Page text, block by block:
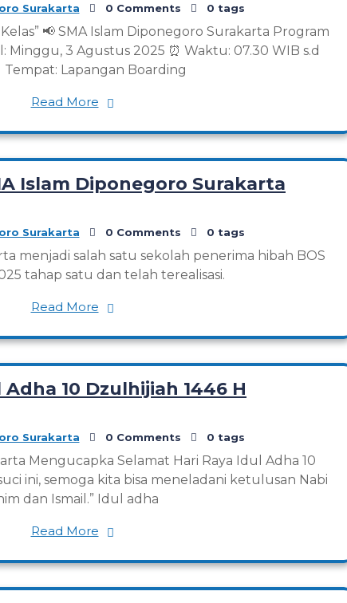
Surakarta 0 Comments 0 tags
📢 SMA Islam Diponegoro Surakarta Program
Minggu, 3 Agustus 2025 ⏰ Waktu: 07.30 WIB s.d
Tempat: Lapangan Boarding
Read More
Islam Diponegoro Surakarta
Surakarta 0 Comments 0 tags
menjadi salah satu sekolah penerima hibah BOS
tahap satu dan telah terealisasi.
Read More
10 Dzulhijiah 1446 H
Surakarta 0 Comments 0 tags
Mengucapka Selamat Hari Raya Idul Adha 10
ini, semoga kita bisa meneladani ketulusan Nabi
dan Ismail.” Idul adha
Read More